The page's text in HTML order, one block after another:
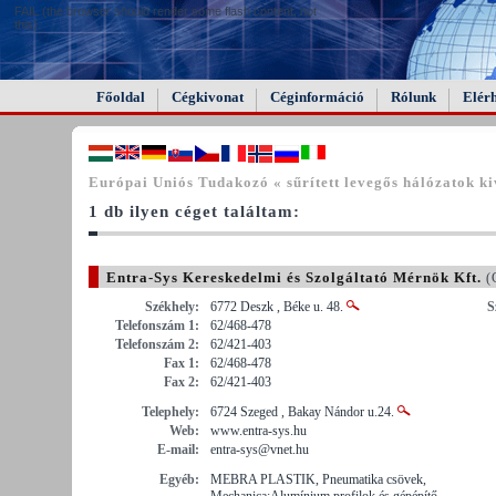
FAIL (the browser should render some flash content, not
this).
Főoldal Cégkivonat Céginformáció Rólunk
Európai Uniós Tudakozó « sűrített levegős hálózatok
1 db ilyen céget találtam:
Entra-Sys Kereskedelmi és Szolgáltató Mérnök Kft.
Székhely:
6772 Deszk , Béke u. 48.
Telefonszám 1:
62/468-478
Telefonszám 2:
62/421-403
Fax 1:
62/468-478
Fax 2:
62/421-403
Telephely:
6724 Szeged , Bakay Nándor u.24.
Web:
www.entra-sys.hu
E-mail:
entra-sys@vnet.hu
Egyéb:
MEBRA PLASTIK, Pneumatika csövek,